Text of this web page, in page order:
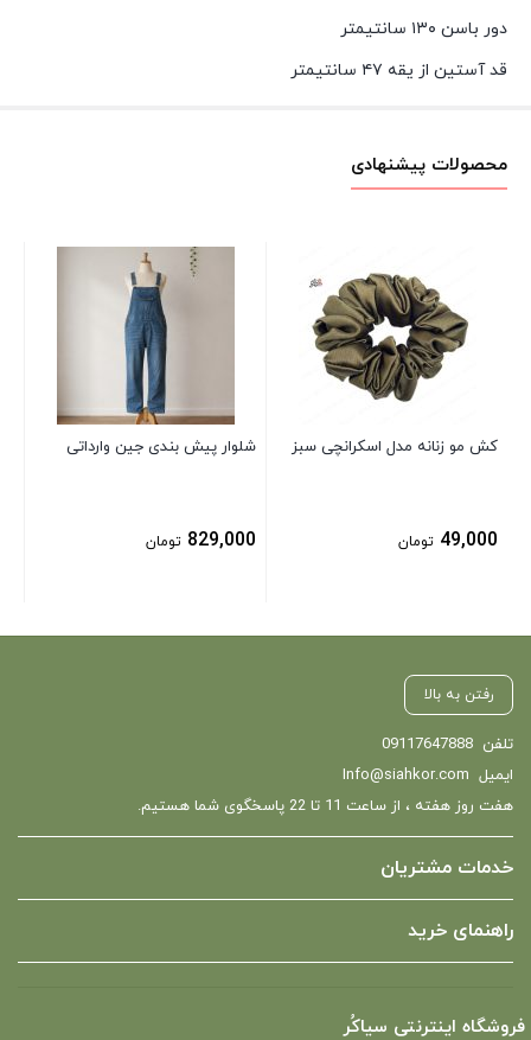
دور باسن ۱۳۰ سانتیمتر
قد آستین از یقه ۴۷ سانتیمتر
محصولات پیشنهادی
کش مو زنانه مدل اسکرانچی سبز
49,000 تومان
شلوار پیش بندی جین وارداتی
829,000 تومان
رفتن به بالا
تلفن 09117647888
ایمیل Info@siahkor.com
هفت روز هفته ، از ساعت 11 تا 22 پاسخگوی شما هستیم.
خدمات مشتریان
راهنمای خرید
فروشگاه اینترنتی سیاکُر